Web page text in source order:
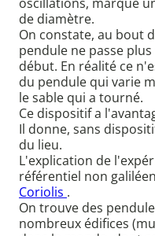
de diamètre.
On constate, au bout
pendule ne passe
début. En réalité ce
du pendule qui varie
le sable qui a tourné.
Ce dispositif a
Il donne, sans
du lieu.
L'explication de
référentiel non
Coriolis .
On trouve des
nombreux édifices